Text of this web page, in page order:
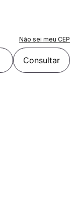
Não sei meu CEP
Consultar